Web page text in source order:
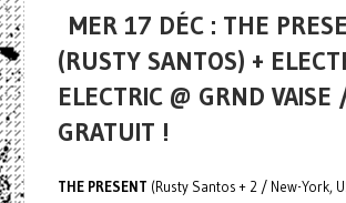
MER 17 DÉC : THE
(RUSTY SANTOS) +
ELECTRIC @ GRND VAISE
GRATUIT !
THE PRESENT (Rusty Santos + 2 / New-York,